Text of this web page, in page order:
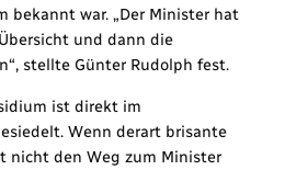
bekannt war. „Der Minister hat
und dann die
stellte Günter Rudolph fest.
ist direkt im
Wenn derart brisante
nicht den Weg zum Minister